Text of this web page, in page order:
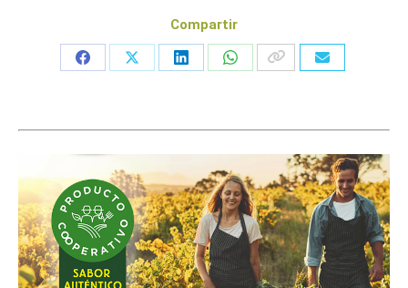
Compartir
Share
Share
Share
Share